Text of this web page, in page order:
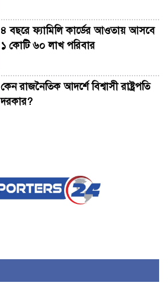
৪ বছরে ফ্যামিলি কার্ডের আওতায় আসবে
১ কোটি ৬০ লাখ পরিবার
কেন রাজনৈতিক আদর্শে বিশ্বাসী রাষ্ট্রপতি
দরকার?
যদি সংসদ বয়কট করে রাজপথে আসি দুই
তরুণদের আন্দোলন নরেন্দ্র মোদিকে